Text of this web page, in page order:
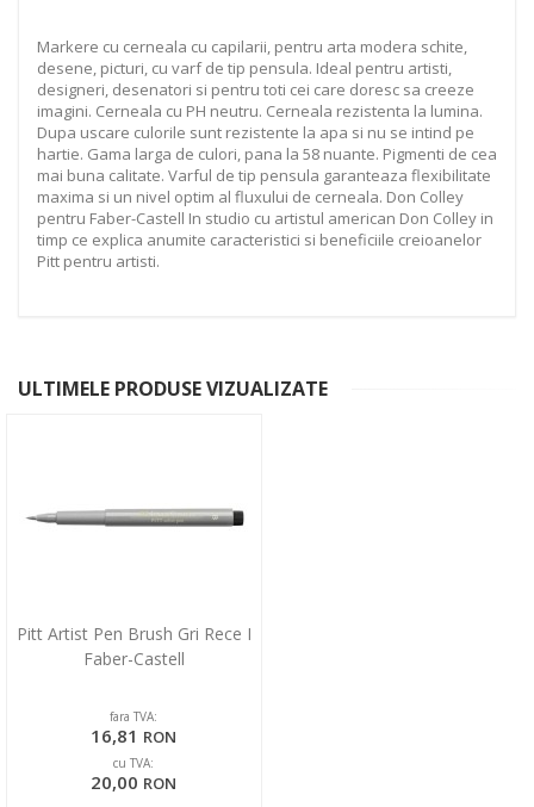
Markere cu cerneala cu capilarii, pentru arta modera schite,
desene, picturi, cu varf de tip pensula. Ideal pentru artisti,
designeri, desenatori si pentru toti cei care doresc sa creeze
imagini. Cerneala cu PH neutru. Cerneala rezistenta la lumina.
Dupa uscare culorile sunt rezistente la apa si nu se intind pe
hartie. Gama larga de culori, pana la 58 nuante. Pigmenti de cea
mai buna calitate. Varful de tip pensula garanteaza flexibilitate
maxima si un nivel optim al fluxului de cerneala. Don Colley
pentru Faber-Castell In studio cu artistul american Don Colley in
timp ce explica anumite caracteristici si beneficiile creioanelor
Pitt pentru artisti.
ULTIMELE PRODUSE VIZUALIZATE
Pitt Artist Pen Brush Gri Rece I
Faber-Castell
fara TVA:
16,81 RON
cu TVA:
20,00 RON